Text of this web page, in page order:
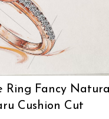
Ring Fancy
Cushion Cut